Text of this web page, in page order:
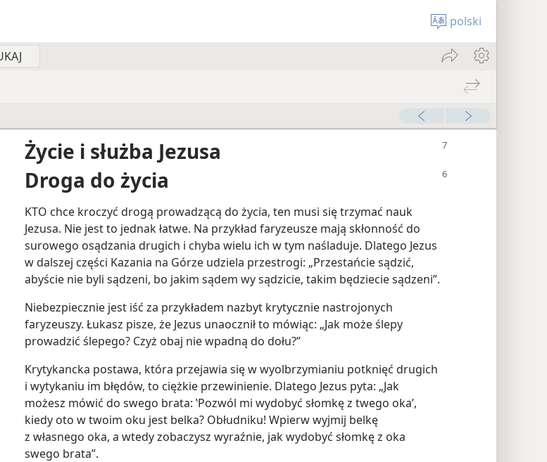
polski
Życie i służba Jezusa
Droga do życia
KTO chce kroczyć drogą prowadzącą do życia, ten musi się trzymać nauk
Jezusa. Nie jest to jednak łatwe. Na przykład faryzeusze mają skłonność do
surowego osądzania drugich i chyba wielu ich w tym naśladuje. Dlatego Jezus
w dalszej części Kazania na Górze udziela przestrogi: „Przestańcie sądzić,
abyście nie byli sądzeni, bo jakim sądem wy sądzicie, takim będziecie sądzeni”.
Niebezpiecznie jest iść za przykładem nazbyt krytycznie nastrojonych
faryzeuszy. Łukasz pisze, że Jezus unaocznił to mówiąc: „Jak może ślepy
prowadzić ślepego? Czyż obaj nie wpadną do dołu?”
Krytykancka postawa, która przejawia się w wyolbrzymianiu potknięć drugich
i wytykaniu im błędów, to ciężkie przewinienie. Dlatego Jezus pyta: „Jak
możesz mówić do swego brata: ‛Pozwól mi wydobyć słomkę z twego oka’,
kiedy oto w twoim oku jest belka? Obłudniku! Wpierw wyjmij belkę
z własnego oka, a wtedy zobaczysz wyraźnie, jak wydobyć słomkę z oka
swego brata”.